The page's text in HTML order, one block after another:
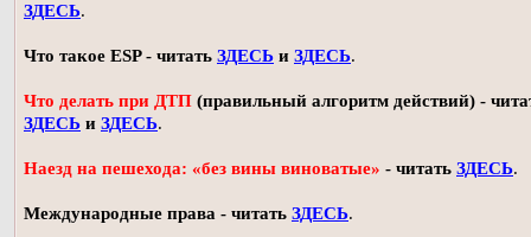
ЗДЕСЬ.
Что такое ESP - читать ЗДЕСЬ и ЗДЕСЬ.
Что делать при ДТП (правильный алгоритм действий) -
ЗДЕСЬ и ЗДЕСЬ.
Наезд на пешехода: «без вины виноватые» - читать ЗДЕСЬ.
Международные права - читать ЗДЕСЬ.